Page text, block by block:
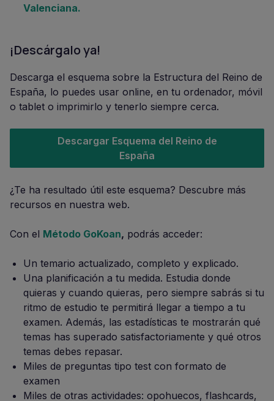
Valenciana.
¡Descárgalo ya!
Descarga el esquema sobre la Estructura del Reino de
España, lo puedes usar online, en tu ordenador, móvil
o tablet o imprimirlo y tenerlo siempre cerca.
Descargar Esquema del Reino de
España
¿Te ha resultado útil este esquema? Descubre más
recursos en nuestra web.
Con el Método GoKoan, podrás acceder:
Un temario actualizado, completo y explicado.
Una planificación a tu medida. Estudia donde
quieras y cuando quieras, pero siempre sabrás si tu
ritmo de estudio te permitirá llegar a tiempo a tu
examen. Además, las estadísticas te mostrarán qué
temas has superado satisfactoriamente y qué otros
temas debes repasar.
Miles de preguntas tipo test con formato de
examen
Miles de otras actividades: opohuecos, flashcards,